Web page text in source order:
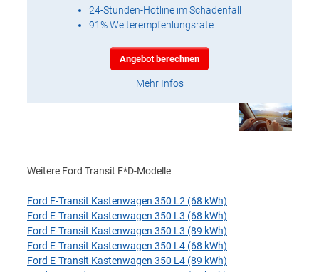
24-Stunden-Hotline im Schadenfall
91% Weiterempfehlungsrate
Angebot berechnen
Mehr Infos
Weitere Ford Transit F*D-Modelle
Ford E-Transit Kastenwagen 350 L2 (68 kWh)
Ford E-Transit Kastenwagen 350 L3 (68 kWh)
Ford E-Transit Kastenwagen 350 L3 (89 kWh)
Ford E-Transit Kastenwagen 350 L4 (68 kWh)
Ford E-Transit Kastenwagen 350 L4 (89 kWh)